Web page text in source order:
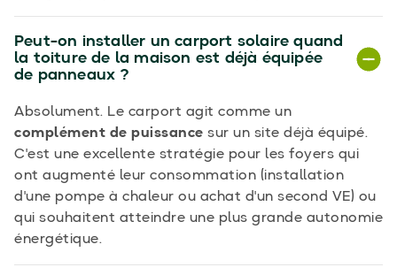
Peut-on installer un carport solaire quand
la toiture de la maison est déjà équipée
de panneaux ?
Absolument. Le carport agit comme un
complément de puissance sur un site déjà équipé.
C'est une excellente stratégie pour les foyers qui
ont augmenté leur consommation (installation
d'une pompe à chaleur ou achat d'un second VE) ou
qui souhaitent atteindre une plus grande autonomie
énergétique.